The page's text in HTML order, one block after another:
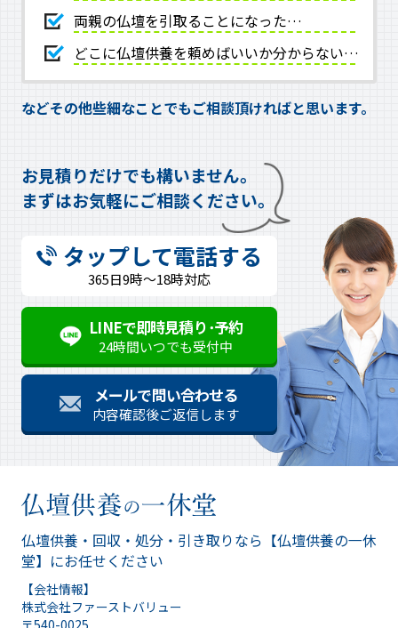
両親の仏壇を引取ることになった…
どこに仏壇供養を頼めばいいか分からない…
などその他些細なことでもご相談頂ければと思います。
お見積りだけでも構いません。
まずはお気軽にご相談ください。
タップして電話する
365日9時～18時対応
LINEで即時見積り･予約
24時間いつでも受付中
メールで問い合わせる
内容確認後ご返信します
仏壇供養・回収・処分・引き取りなら 【仏壇供養の一休
堂】にお任せください
【会社情報】
株式会社ファーストバリュー